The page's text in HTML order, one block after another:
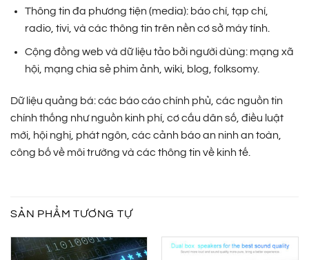
Thông tin đa phương tiện (media): báo chí, tạp chí,
radio, tivi, và các thông tin trên nền cơ sở máy tính.
Cộng đồng web và dữ liệu tảo bởi người dùng: mạng xã
hội, mạng chia sẻ phim ảnh, wiki, blog, folksomy.
Dữ liệu quảng bá: các báo cáo chính phủ, các nguồn tin
chính thống như nguồn kinh phí, cơ cấu dân số, điều luật
mới, hội nghị, phát ngôn, các cảnh báo an ninh an toàn,
công bố về môi trường và các thông tin về kinh tế.
SẢN PHẨM TƯƠNG TỰ